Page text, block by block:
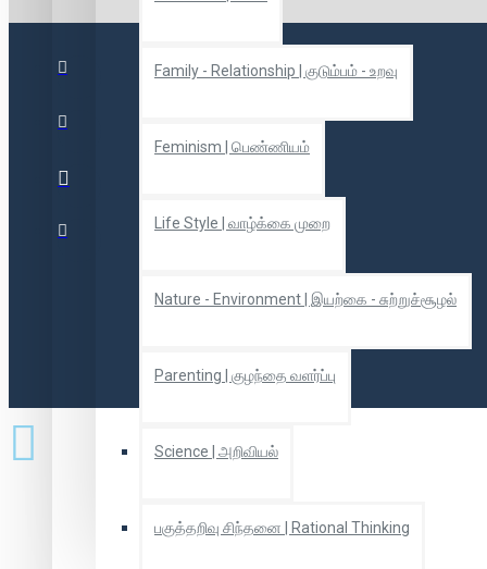
Family - Relationship | குடும்பம் - உறவு
Feminism | பெண்ணியம்
Life Style | வாழ்க்கை முறை
Nature - Environment | இயற்கை - சுற்றுச்சூழல்
Parenting | குழந்தை வளர்ப்பு
Science | அறிவியல்
பகுத்தறிவு சிந்தனை | Rational Thinking